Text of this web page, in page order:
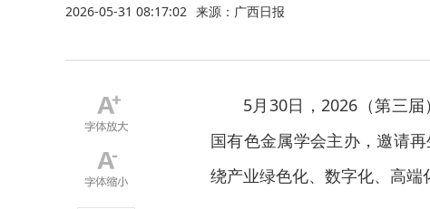
2026-05-31 08:17:02 来源：广西日报
5月30日，2026（第三
国有色金属学会主办，邀请
绕产业绿色化、数字化、高端